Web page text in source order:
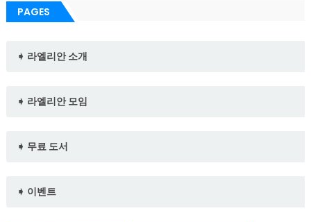
PAGES
➧ 라엘리안 소개
➧ 라엘리안 모임
➧ 무료 도서
➧ 이벤트